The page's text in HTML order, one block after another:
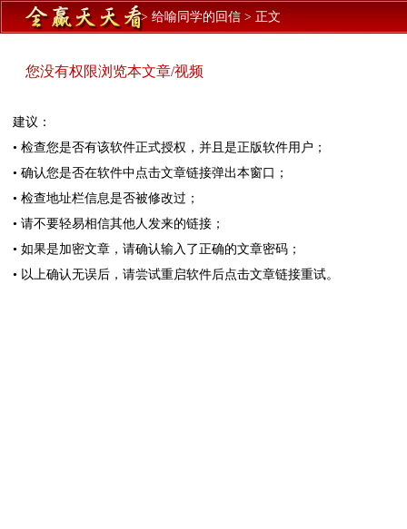
> 给喻同学的回信 > 正文
您没有权限浏览本文章/视频
建议：
• 检查您是否有该软件正式授权，并且是正版软件用户；
• 确认您是否在软件中点击文章链接弹出本窗口；
• 检查地址栏信息是否被修改过；
• 请不要轻易相信其他人发来的链接；
• 如果是加密文章，请确认输入了正确的文章密码；
• 以上确认无误后，请尝试重启软件后点击文章链接重试。